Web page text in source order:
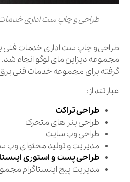
طراحی و چاپ ست اداری خدمات
طراحی و چاپ ست اداری خدمات فنی
مجموعه دیزاین مای لوگو انجام
گرفته برای مجموعه خدمات فنی برق
عبارتند از:
طراحی تراکت
طراحی بنر های متحرک
طراحی وب سایت
مدیریت و تولید محتوای وب
طراحی پست و استوری
مدیریت پیج اینستاگرام